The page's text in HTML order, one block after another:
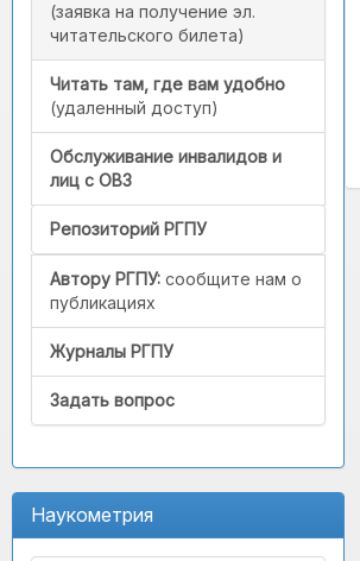
(заявка на получение эл.
читательского билета)
Читать там, где вам удобно
(удаленный доступ)
Обслуживание инвалидов и
лиц с ОВЗ
Репозиторий РГПУ
Автору РГПУ: сообщите нам о
публикациях
Журналы РГПУ
Задать вопрос
Наукометрия